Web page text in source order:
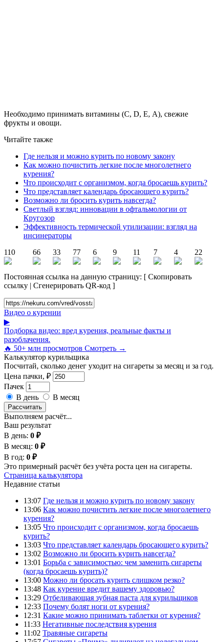
Необходимо принимать витамины (C, D, E, А), свежие
фрукты и овощи.
Читайте также
Где нельзя и можно курить по новому закону
Как можно почистить легкие после многолетнего
курения?
Что происходит с организмом, когда бросаешь курить?
Что представляет календарь бросающего курить?
Возможно ли бросить курить навсегда?
Светлый взгляд: инновации в офтальмологии от
Кругозор
Эффективность термической утилизации: взгляд на
инсинераторы
110
66 33 77 6 9 11 7 4 22
Постоянная ссылка на данную страницу: [ Скопировать
ссылку | Сгенерировать QR-код ]
Видео о курении
▶
Подборка видео: вред курения, реальные факты и
разоблачения.
🔥 50+ млн просмотров Смотреть →
Калькулятор курильщика
Посчитай, сколько денег уходит на сигареты за месяц и за год.
Цена пачки, ₽
Пачек
В день
В месяц
Рассчитать
Выполняем расчёт...
Ваш результат
В день: 0 ₽
В месяц: 0 ₽
В год: 0 ₽
Это примерный расчёт без учёта роста цен на сигареты.
Страница калькулятора
Недавние статьи
13:07 Где нельзя и можно курить по новому закону
13:06 Как можно почистить легкие после многолетнего
курения?
13:05 Что происходит с организмом, когда бросаешь
курить?
13:03 Что представляет календарь бросающего курить?
13:02 Возможно ли бросить курить навсегда?
13:01 Борьба с зависимостью: чем заменить сигареты
(когда бросаешь курить)?
13:00 Можно ли бросать курить слишком резко?
13:48 Как курение вредит вашему здоровью?
13:29 Отбеливающая зубная паста для курильщиков
12:33 Почему болят ноги от курения?
12:31 Какие можно принимать таблетки от курения?
11:33 Негативные последствия курения
11:02 Травяные сигареты